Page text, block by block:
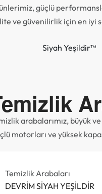
güçlü
ve güvenilirlik için en iyi
Siyah Yeşildir™
arabalarımız, büyük
motorları ve yüksek
Temizlik Arabaları
DEVRİM SİYAH YEŞİLDİR